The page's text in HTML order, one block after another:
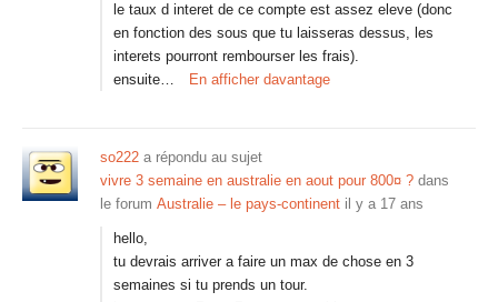
le taux d interet de ce compte est assez eleve (donc
en fonction des sous que tu laisseras dessus, les
interets pourront rembourser les frais).
ensuite…
En afficher davantage
so222 a répondu au sujet
vivre 3 semaine en australie en aout pour 800¤ ? dans
le forum Australie – le pays-continent il y a 17 ans
hello,
tu devrais arriver a faire un max de chose en 3
semaines si tu prends un tour.